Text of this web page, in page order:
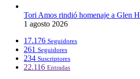
Tori Amos rindió homenaje a Glen
1 agosto 2026
17.176 Seguidores
261 Seguidores
234 Suscriptores
22.116 Entradas